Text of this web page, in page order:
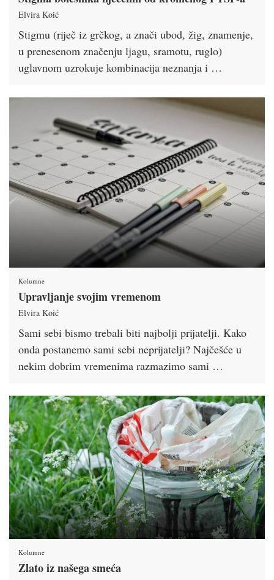
Elvira Koić
Stigmu (riječ iz grčkog, a znači ubod, žig, znamenje,
u prenesenom značenju ljagu, sramotu, ruglo)
uglavnom uzrokuje kombinacija neznanja i …
Kolumne
Upravljanje svojim vremenom
Elvira Koić
Sami sebi bismo trebali biti najbolji prijatelji. Kako
onda postanemo sami sebi neprijatelji? Najčešće u
nekim dobrim vremenima razmazimo sami …
Kolumne
Zlato iz našega smeća